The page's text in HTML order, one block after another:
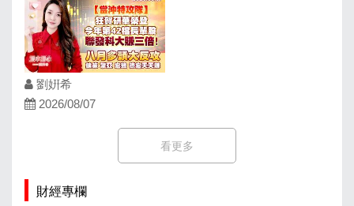
劉姸希
2026/08/07
看更多
財經專欄